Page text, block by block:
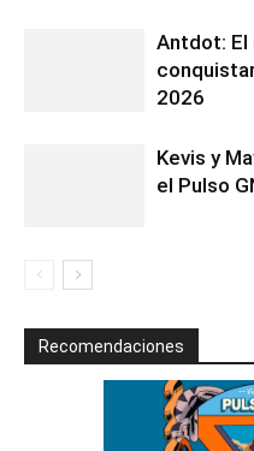
Antdot: El
2026
Kevis y
el Pulso
Recomendaciones